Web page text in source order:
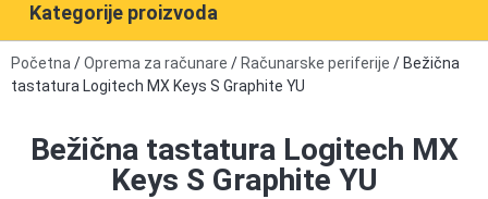
Kategorije proizvoda
Početna /Oprema za računare / Računarske periferije / Bežična
tastatura Logitech MX Keys S Graphite YU
Bežična tastatura Logitech MX
Keys S Graphite YU